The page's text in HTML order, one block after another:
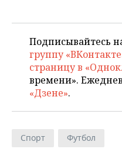
Подписывайтесь
группу
страницу в
времени».
«Дзене».
Спорт Футбол